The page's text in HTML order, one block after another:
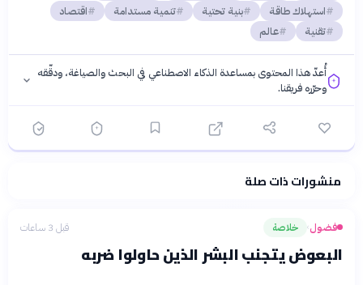
استهلاك طاقة
بنية تحتية تنمية مستدامة
اقتصاد
تقنية
عالم
أُعدّ هذا المحتوى بمساعدة الذكاء الاصطناعي في البحث والصياغة، ودقّقه
وحرّره فريقنا.
فلسفتنا المعرفية· سياسة الذكاء الاصطناعيمنشورات ذات صلة
فضول› خلاصة قبل 3 ساعات
البعوض يتجنب البشر الذين حاولوا ضربه